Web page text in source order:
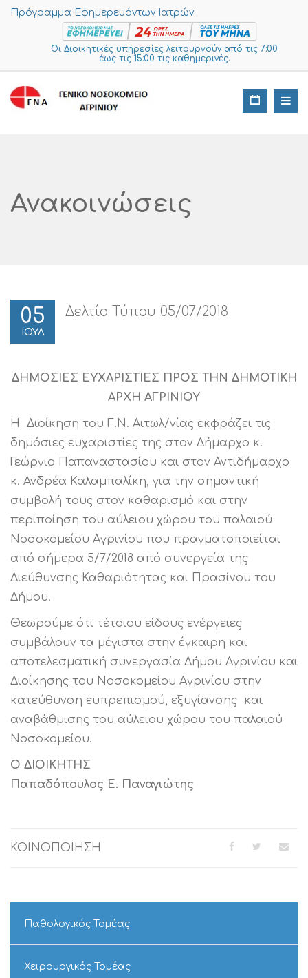
Πρόγραμμα Εφημερευόντων Ιατρών
Οι Διοικητικές υπηρεσίες λειτουργούν από τις 7:00
έως τις 15:00 τις καθημερινές.
Ανακοινώσεις
05
ΙΟΥΛ
Δελτίο Τύπου 05/07/2018
ΔΗΜΟΣΙΕΣ ΕΥΧΑΡΙΣΤΙΕΣ ΠΡΟΣ ΤΗΝ ΔΗΜΟΤΙΚΗ
ΑΡΧΗ ΑΓΡΙΝΙΟΥ
Η Διοίκηση του Γ.Ν. Αιτωλ/νίας εκφράζει τις
δημόσιες ευχαριστίες της στον Δήμαρχο κ.
Γεώργιο Παπαναστασίου και στον Αντιδήμαρχο
κ. Ανδρέα Καλαμπαλίκη, για την σημαντική
συμβολή τους στον καθαρισμό και στην
περιποίηση του αύλειου χώρου του παλαιού
Νοσοκομείου Αγρινίου που πραγματοποιείται
από σήμερα 5/7/2018 από συνεργεία της
Διεύθυνσης Καθαριότητας και Πρασίνου του
Δήμου.
Θεωρούμε ότι τέτοιου είδους ενέργειες
συμβάλουν τα μέγιστα στην έγκαιρη και
αποτελεσματική συνεργασία Δήμου Αγρινίου και
Διοίκησης του Νοσοκομείου Αγρινίου στην
κατεύθυνση ευπρεπισμού, εξυγίανσης και
αναβάθμισης του αύλειου χώρου του παλαιού
Νοσοκομείου.
Ο ΔΙΟΙΚΗΤΗΣ
Παπαδόπουλος Ε. Παναγιώτης
ΚΟΙΝΟΠΟΙΗΣΗ
Παθολογικός Τομέας
Χειρουργικός Τομέας